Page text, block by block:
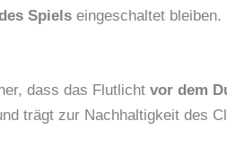
Spiels eingeschaltet
dass das Flutlicht vor dem
trägt zur Nachhaltigkeit des